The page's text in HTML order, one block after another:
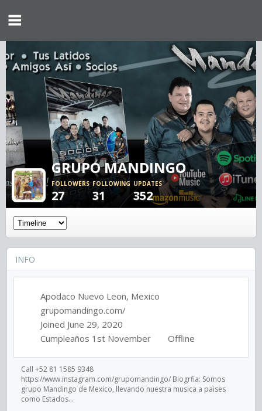
GRUPO MANDINGO
FOLLOWERS
27
FOLLOWING
31
UPDATES
352
INFO
Apodaco Nuevo Leon, Mexico
grupomandingo.com/
Joined June 29, 2020
Cumpleaños 1st November
Offline
Call +52 81 1585 9348
https://www.instagram.com/grupomandingo/ Biogrfia: Somos
grupo Mandingo de Mexico, llevando nuestra musica a paises
como Estados...